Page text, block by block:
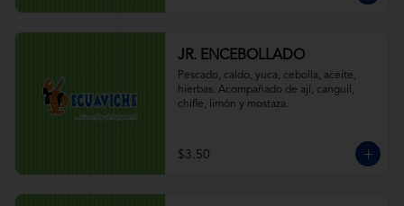
JR. ENCEBOLLADO
Pescado, caldo, yuca, cebolla, aceite,
hierbas. Acompañado de ají, canguil,
chifle, limón y mostaza.
$3.50